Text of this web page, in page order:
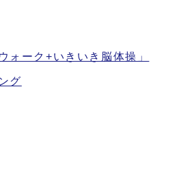
ォーク+いきいき脳体操」
グ